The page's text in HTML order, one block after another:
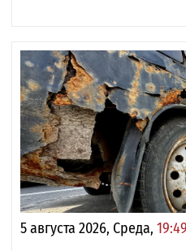
5 августа 2026, Среда, 19:49